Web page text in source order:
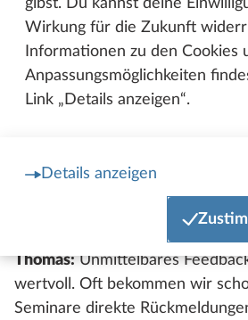
gibst. Du kannst deine
Wirkung für die Zukunft
Informationen zu den Cookies
Anpassungsmöglichkeiten
Link „Details anzeigen“.
Details anzeigen
kommen, stellen wir sicher, dass
Handelspartner die wichtigsten
kennen. So können sie gezielt
tiefes Verständnis für die
werden sie zu kompetenten
Produktmerkmale und Vorteile
Wie findet ihr heraus, ob
ankommen und was
Thomas:Unmittelbares
wertvoll. Oft bekommen wir
Seminare direkte